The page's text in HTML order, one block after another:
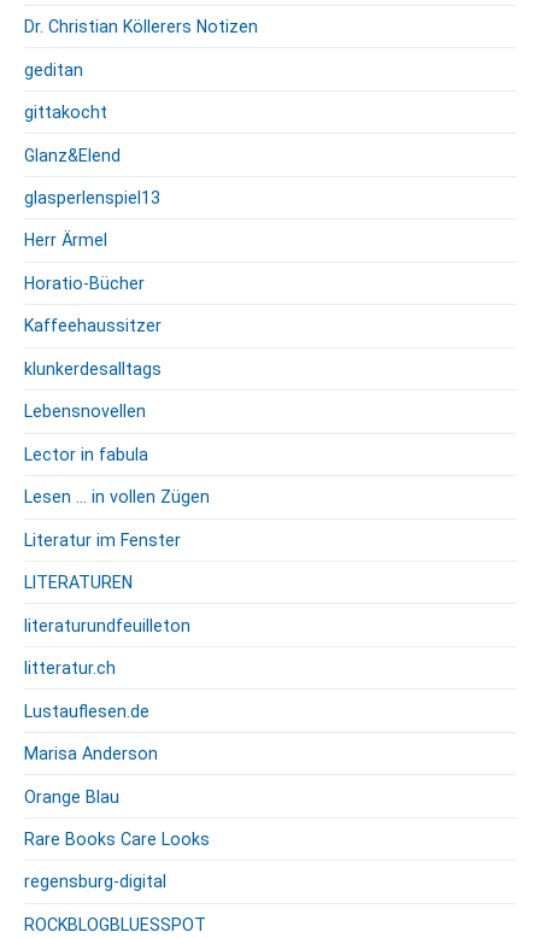
Dr. Christian Köllerers Notizen
geditan
gittakocht
Glanz&Elend
glasperlenspiel13
Herr Ärmel
Horatio-Bücher
Kaffeehaussitzer
klunkerdesalltags
Lebensnovellen
Lector in fabula
Lesen … in vollen Zügen
Literatur im Fenster
LITERATUREN
literaturundfeuilleton
litteratur.ch
Lustauflesen.de
Marisa Anderson
Orange Blau
Rare Books Care Looks
regensburg-digital
ROCKBLOGBLUESSPOT